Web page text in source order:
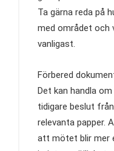
Ta gärna reda på
med området och
vanligast.
Förbered
Det kan handla
tidigare beslut
relevanta papper.
att mötet blir mer